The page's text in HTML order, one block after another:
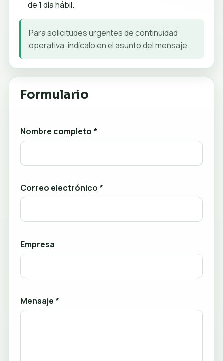
de 1 día hábil.
Para solicitudes urgentes de continuidad
operativa, indícalo en el asunto del mensaje.
Formulario
Nombre completo *
Correo electrónico *
Empresa
Mensaje *